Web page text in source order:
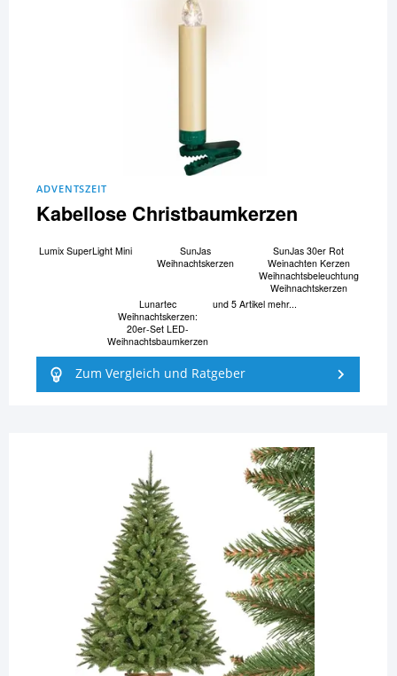
ADVENTSZEIT
Kabellose Christbaumkerzen
Lumix SuperLight Mini
SunJas
Weihnachtskerzen
SunJas 30er Rot
Weinachten Kerzen
Weihnachtsbeleuchtung
Weihnachtskerzen
Lunartec
Weihnachtskerzen:
20er-Set LED-
Weihnachtsbaumkerzen
und 5 Artikel mehr...
Zum Vergleich und Ratgeber